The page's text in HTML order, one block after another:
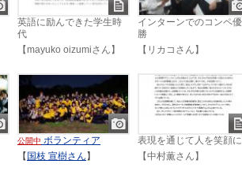
ドキ
ント
英語に励んできた学生時
代
【mayuko oizumiさん】
画
インターンでのコンペ優
勝
【リカコさん】
公開中 ボランティア
【 国枝 宣樹さん 】
ド
表現を通じて人を笑顔に
【中村薫さん】